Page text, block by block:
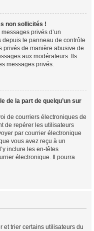
non sollicités !
privés d’un
le panneau de contrôle
privés de manière abusive de
aux modérateurs. Ils
messages privés.
de la part de quelqu’un sur
de courriers électroniques de
de repérer les utilisateurs
par courrier électronique
vous avez reçu à un
inclure les en-têtes
électronique. Il pourra
et trier certains utilisateurs du